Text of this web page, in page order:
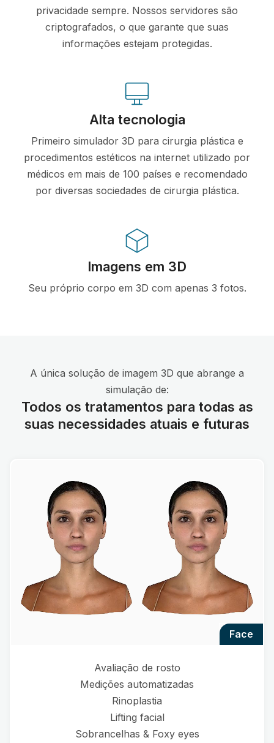
privacidade sempre. Nossos servidores são
criptografados, o que garante que suas
informações estejam protegidas.
Alta tecnologia
Primeiro simulador 3D para cirurgia plástica e
procedimentos estéticos na internet utilizado por
médicos em mais de 100 países e recomendado
por diversas sociedades de cirurgia plástica.
Imagens em 3D
Seu próprio corpo em 3D com apenas 3 fotos.
A única solução de imagem 3D que abrange a
simulação de:
Todos os tratamentos para todas as
suas necessidades atuais e futuras
face
Avaliação de rosto
Medições automatizadas
Rinoplastia
Lifting facial
Sobrancelhas & Foxy eyes